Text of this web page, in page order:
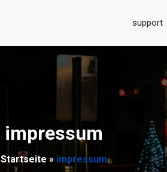
support
impressum
Startseite » impressum